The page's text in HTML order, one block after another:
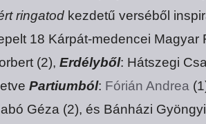
ringatod kezdetű verséből
18 Kárpát-medencei
(2), Erdélyből: Hátszegi
Partiumból: Fórián Andrea
Géza (2), és Bánházi